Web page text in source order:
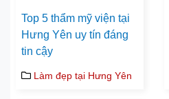
Top 5 thẩm mỹ viện tại
Hưng Yên uy tín đáng
tin cậy
Làm đẹp tại Hưng Yên